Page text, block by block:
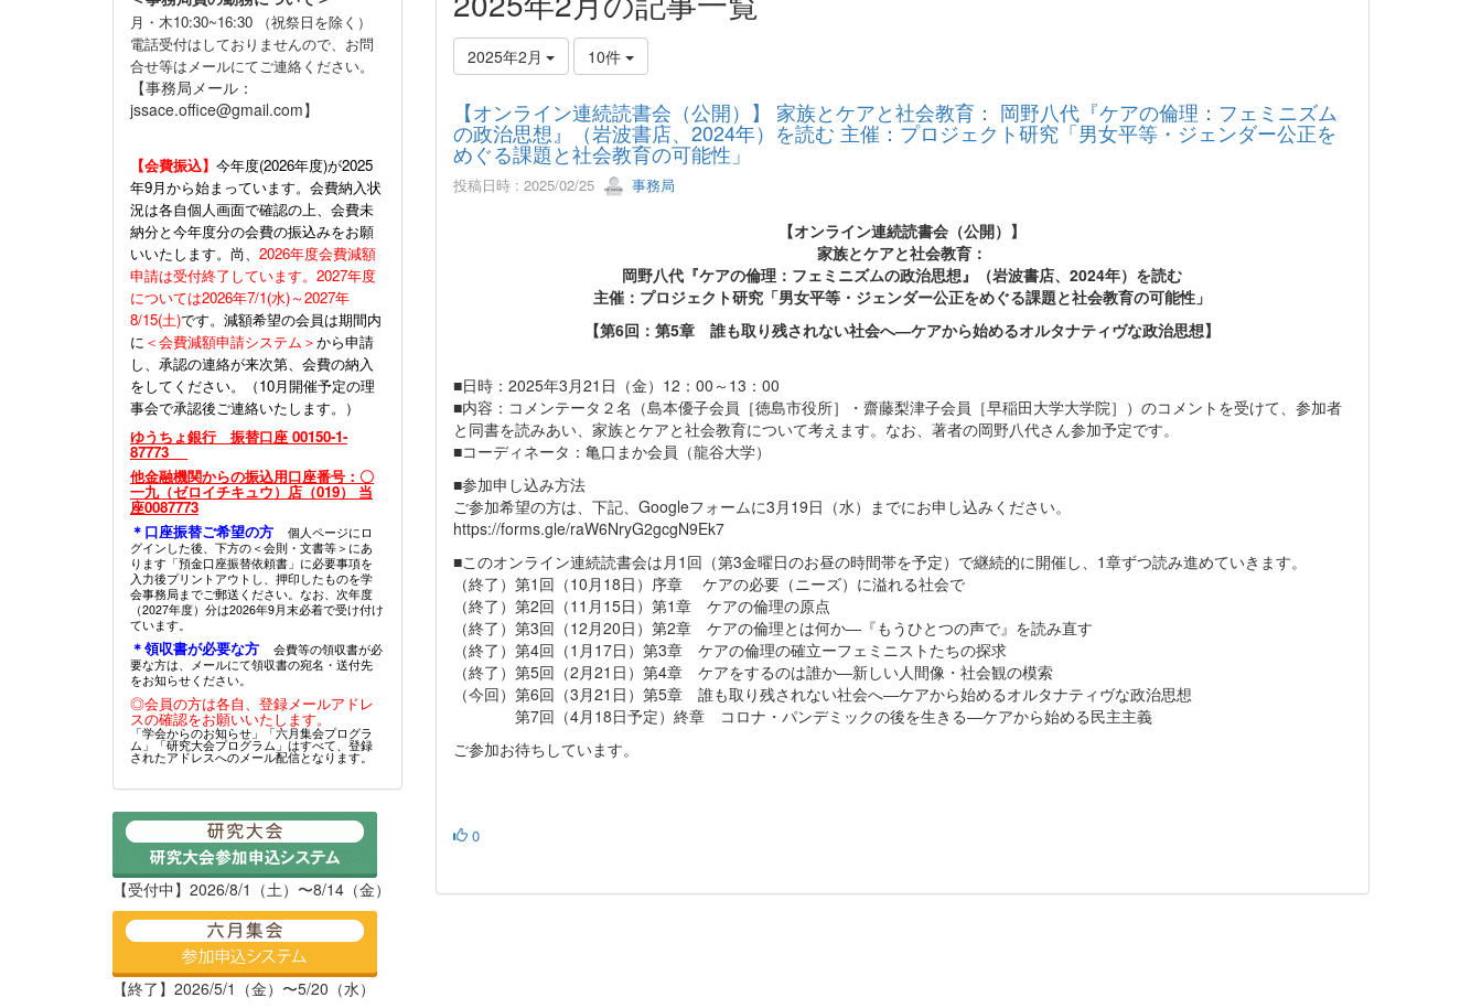
2025年2月 10件
【オンライン連続読書会（公開）】 家族とケアと社会教育： 岡野八代『ケアの倫理：フェミニズム
の政治思想』（岩波書店、2024年）を読む 主催：プロジェクト研究「男女平等・ジェンダー公正を
めぐる課題と社会教育の可能性」
投稿日時 : 2025/02/25 事務局
【オンライン連続読書会（公開）】
家族とケアと社会教育：
岡野八代『ケアの倫理：フェミニズムの政治思想』（岩波書店、2024年）を読む
主催：プロジェクト研究「男女平等・ジェンダー公正をめぐる課題と社会教育の可能性」
【第6回：第5章 誰も取り残されない社会へ―ケアから始めるオルタナティヴな政治思想】
■日時：2025年3月21日（金）12：00～13：00
■内容：コメンテータ２名（島本優子会員［徳島市役所］・齋藤梨津子会員［早稲田大学大学院］）のコメントを受けて、参加者
と同書を読みあい、家族とケアと社会教育について考えます。なお、著者の岡野八代さん参加予定です。
■コーディネータ：亀口まか会員（龍谷大学）
■参加申し込み方法
ご参加希望の方は、下記、Googleフォームに3月19日（水）までにお申し込みください。
https://forms.gle/raW6NryG2gcgN9Ek7
■このオンライン連続読書会は月1回（第3金曜日のお昼の時間帯を予定）で継続的に開催し、1章ずつ読み進めていきます。
（終了）第1回（10月18日）序章 ケアの必要（ニーズ）に溢れる社会で
（終了）第2回（11月15日）第1章 ケアの倫理の原点
（終了）第3回（12月20日）第2章 ケアの倫理とは何か―『もうひとつの声で』を読み直す
（終了）第4回（1月17日）第3章 ケアの倫理の確立ーフェミニストたちの探求
（終了）第5回（2月21日）第4章 ケアをするのは誰か―新しい人間像・社会観の模索
（今回）第6回（3月21日）第5章 誰も取り残されない社会へ―ケアから始めるオルタナティヴな政治思想
第7回（4月18日予定）終章 コロナ・パンデミックの後を生きる―ケアから始める民主主義
ご参加お待ちしています。
0
月・木10:30~16:30 （祝祭日を除く）
電話受付はしておりませんので、お問
合せ等はメールにてご連絡ください。
【事務局メール：
jssace.office@gmail.com】
【会費振込】 今年度(2026年度)が2025
年9月から始まっています。会費納入状
況は各自個人画面で確認の上、会費未
納分と今年度分の会費の振込みをお願
いいたします。尚、 2026年度会費減額
申請は受付終了しています。2027年度
については2026年7/1(水)～2027年
8/15(土)です。減額希望の会員は期間内
に ＜会費減額申請システム＞から申請
し、承認の連絡が来次第、会費の納入
をしてください。（10月開催予定の理
事会で承認後ご連絡いたします。）
ゆうちょ銀行 振替口座 00150-1-
87773
他金融機関からの振込用口座番号：〇
一九（ゼロイチキュウ）店（019） 当
座0087773
＊口座振替ご希望の方
個人ページにロ
グインした後、下方の＜会則・文書等＞にあ
ります「預金口座振替依頼書」に必要事項を
入力後プリントアウトし、押印したものを学
会事務局までご郵送ください。なお、次年度
（2027年度）分は2026年9月末必着で受け付け
ています。
＊領収書が必要な方
会費等の領収書が必
要な方は、メールにて領収書の宛名・送付先
をお知らせください。
◎会員の方は各自、登録メールアドレ
スの確認をお願いいたします。
「学会からのお知らせ」「六月集会プログラ
ム」「研究大会プログラム」はすべて、登録
されたアドレスへのメール配信となります。
【受付中】2026/8/1（土）〜8/14（金）
【終了】2026/5/1（金）〜5/20（水）